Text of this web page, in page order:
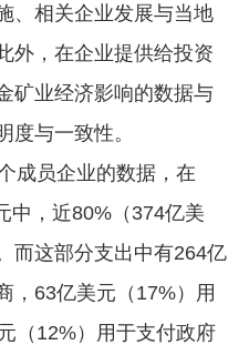
、相关企业发展与当地
外，在企业提供给投资
矿业经济影响的数据与
度与一致性。
员企业的数据，在
中，近80%（374亿美
而这部分支出中有264亿
，63亿美元（17%）用
（12%）用于支付政府